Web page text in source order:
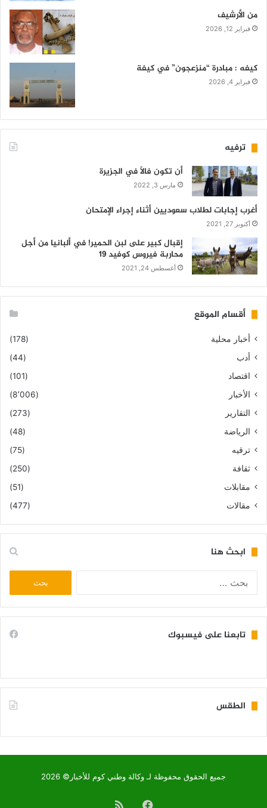
من الأرشيف
فبراير 12, 2026
كيفه : مبادرة “منزعجون” في كيفة
فبراير 4, 2026
ترفيه
أن تكون فالاً في الجزيرة
مارس 3, 2022
أغرب إجابات لطلاب سعوديين أثناء إجراء الإمتحان
أكتوبر 27, 2021
إقبال كبير على لبن الحمير! في ألبانيا من أجل
محاربة فيروس كوفيد 19
أغسطس 24, 2021
أقسام الموقع
أخبار محلية
(178)
أدب
(44)
اقتصاد
(101)
الأخبار
(8٬006)
التقارير
(273)
الرياضة
(48)
ترقيه
(75)
ثقافة
(250)
مقابلات
(51)
مقالات
(477)
ابحث هنا
تابعنا على فيسبوك
الطقس
جميع الحقوق محفوظة لـ وكالة وطني كوم للأخبار© 2026
فيسبوكملخص